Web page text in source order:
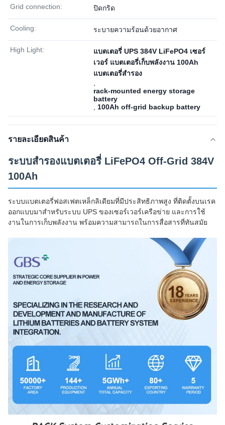
Grid connection: ปิดกริด
Cooling: ระบายความร้อนด้วยอากาศ
High Light:
แบตเตอรี่ UPS 384V LiFePO4 เซอร์
เวอร์ แบตเตอรี่เก็บพลังงาน 100Ah
แบตเตอรี่สํารอง
rack-mounted energy storage
battery
100Ah off-grid backup battery
รายละเอียดสินค้า
ระบบสํารองแบตเตอรี่ LiFePO4 Off-Grid 384V
100Ah
ระบบแบตเตอรี่ฟอสเฟตเหล็กลิเดียมที่มีประสิทธิภาพสูง ที่ติดตั้งบนเรค
ออกแบบมาสําหรับระบบ UPS ของเซอร์เวอร์เครือข่าย และการใช้
งานในการเก็บพลังงาน พร้อมความสามารถในการสื่อสารที่ทันสมัย